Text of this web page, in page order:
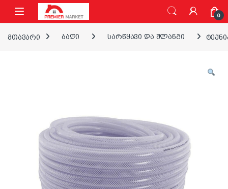
ნავიგაციაზე გადასვლა
შინაარსზე გადასვლა
0
მთავარი ბაღი სარწყავი და შლანგი